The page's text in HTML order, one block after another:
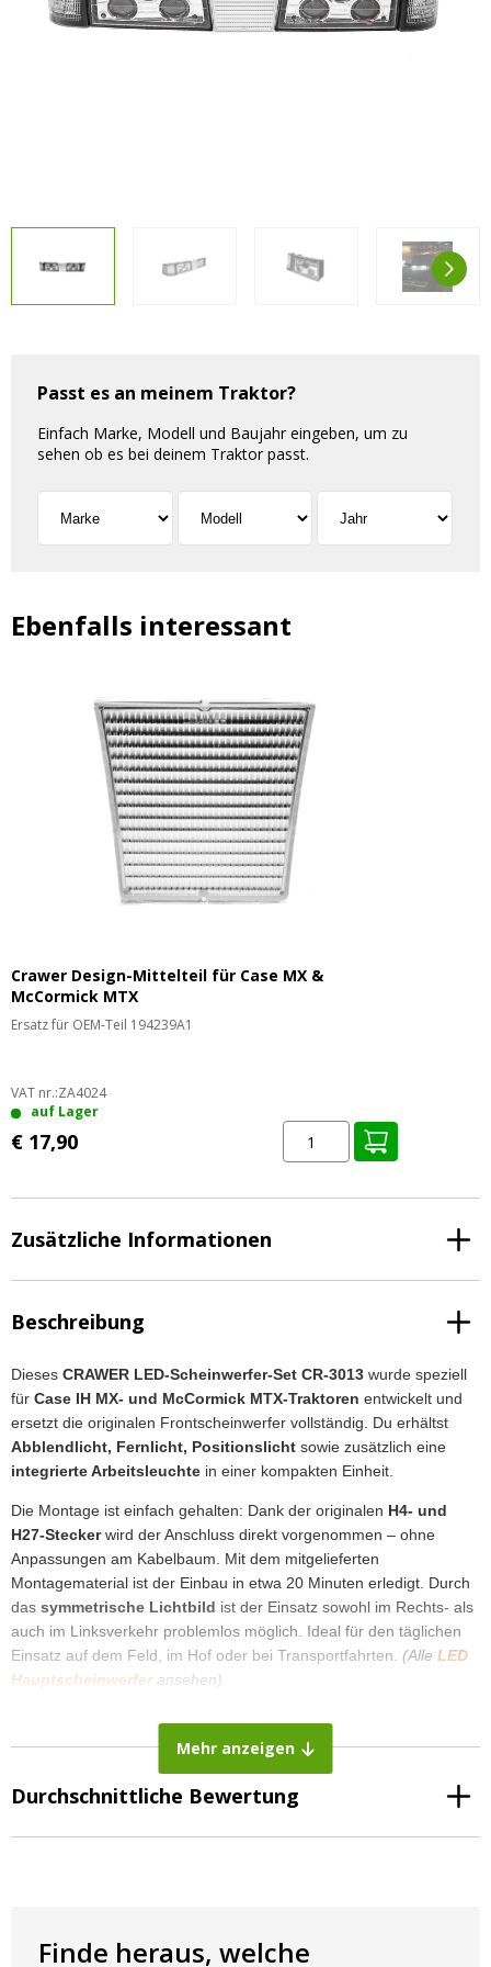
LED Beleuchtungssets
Agrarled Blog
Kontakt
+49(0)1520 5391500
Vorteilsverpackungen
LED Beleuchtungssets
Passt es an meinem Traktor?
Einfach Marke, Modell und Baujahr eingeben, um zu
sehen ob es bei deinem Traktor passt.
Ebenfalls interessant
Crawer Design-Mittelteil für Case MX &
McCormick MTX
Ersatz für OEM-Teil 194239A1
VAT nr.:ZA4024
auf Lager
€ 17,90
Zusätzliche Informationen
Beschreibung
Dieses CRAWER LED-Scheinwerfer-Set CR-3013 wurde speziell
für Case IH MX- und McCormick MTX-Traktoren entwickelt und
ersetzt die originalen Frontscheinwerfer vollständig. Du erhältst
Abblendlicht, Fernlicht, Positionslicht sowie zusätzlich eine
integrierte Arbeitsleuchte in einer kompakten Einheit.
Die Montage ist einfach gehalten: Dank der originalen H4- und
H27-Steckerwird der Anschluss direkt vorgenommen – ohne
Anpassungen am Kabelbaum. Mit dem mitgelieferten
Montagematerial ist der Einbau in etwa 20 Minuten erledigt. Durch
das symmetrische Lichtbild ist der Einsatz sowohl im Rechts- als
auch im Linksverkehr problemlos möglich. Ideal für den täglichen
Einsatz auf dem Feld, im Hof oder bei Transportfahrten. (Alle LED
Hauptscheinwerferansehen)
📄 Datenblatt CR-3013
Abmessungen und Montage
Befestigungsabstand: 152 × 53 mm (Mitte-zu-Mitte)
Mehr anzeigen
Durchschnittliche Bewertung
Finde heraus, welche